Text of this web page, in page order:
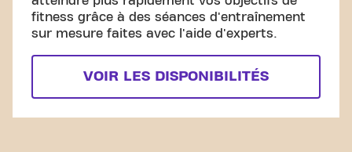
fitness grâce à des séances d'entraînement
sur mesure faites avec l'aide d'experts.
VOIR LES DISPONIBILITÉS